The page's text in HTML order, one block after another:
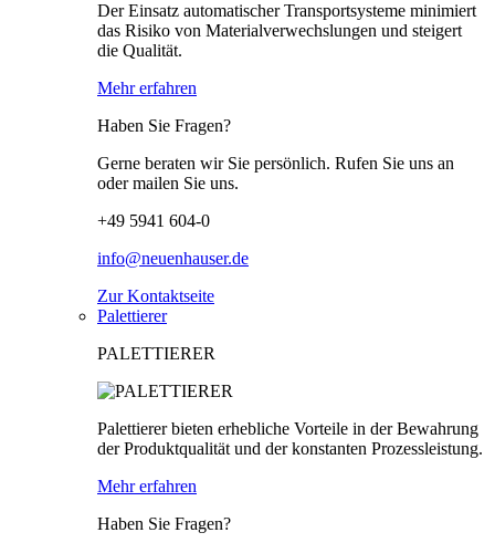
Der Einsatz automatischer Transportsysteme minimiert
das Risiko von Materialverwechslungen und steigert
die Qualität.
Mehr erfahren
Haben Sie Fragen?
Gerne beraten wir Sie persönlich. Rufen Sie uns an
oder mailen Sie uns.
+49 5941 604-0
info@neuenhauser.de
Zur Kontaktseite
Palettierer
PALETTIERER
Palettierer bieten erhebliche Vorteile in der Bewahrung
der Produktqualität und der konstanten Prozessleistung.
Mehr erfahren
Haben Sie Fragen?